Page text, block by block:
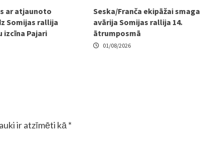
ar atjaunoto
Somijas rallija
izcīna Pajari
Seska/Franča ekipāžai smaga
avārija Somijas rallija 14.
ātrumposmā
01/08/2026
ir atzīmēti kā*